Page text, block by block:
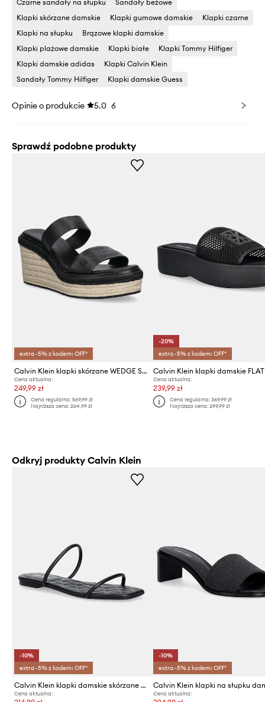
Czarne sandały na słupku
Sandały beżowe
Klapki skórzane damskie
Klapki gumowe damskie
Klapki czarne
Klapki na słupku
Brązowe klapki damskie
Klapki plażowe damskie
Klapki białe
Klapki Tommy Hilfiger
Klapki damskie adidas
Klapki Calvin Klein
Sandały Tommy Hilfiger
Klapki damskie Guess
Opinie o produkcie 5.0 6
Sprawdź podobne produkty
extra -5% z kodem: OFF*
Calvin Klein klapki skórzane WEDGE SANDAL 50 - HE
Cena aktualna:
249,99 zł
Cena regularna:569,99 zł
Najniższa cena:264,99 zł
-20%
extra -5% z kodem: OFF*
Cena aktualna:
239,99 zł
Cena regularna: 369,99 zł
Najniższa cena: 299,99 zł
Odkryj produkty Calvin Klein
-10%
extra -5% z kodem: OFF*
Calvin Klein klapki damskie skórzane SQUARE FLAT SNDL QUILT LTH
Cena aktualna:
-10%
extra -5% z kodem: OFF*
Cena aktualna: